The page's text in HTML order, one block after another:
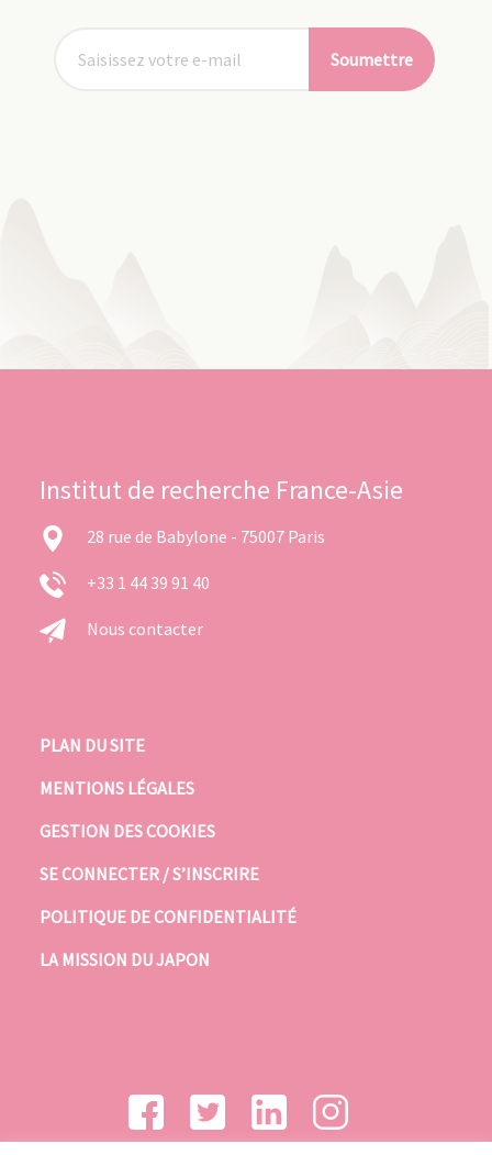
Soumettre
Institut de recherche France-Asie
28 rue de Babylone - 75007 Paris
+33 1 44 39 91 40
Nous contacter
PLAN DU SITE
MENTIONS LÉGALES
GESTION DES COOKIES
SE CONNECTER / S’INSCRIRE
POLITIQUE DE CONFIDENTIALITÉ
LA MISSION DU JAPON